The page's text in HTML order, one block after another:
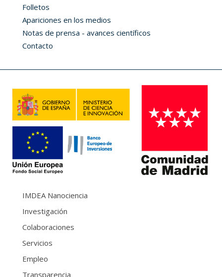
Folletos
Apariciones en los medios
Notas de prensa - avances científicos
Contacto
IMDEA Nanociencia
Investigación
Colaboraciones
Servicios
Empleo
Transparencia